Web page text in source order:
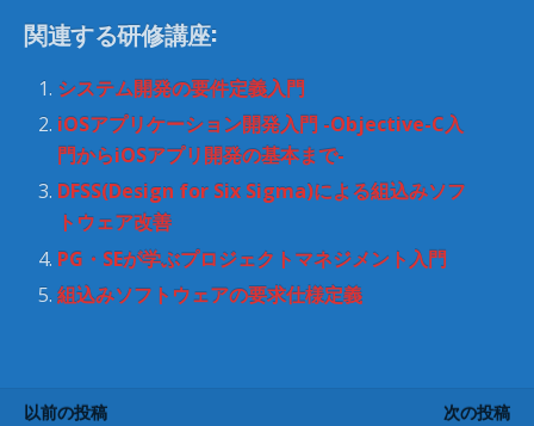
い
ウ
ン
ド
ウ
で
開
き
す
)
ク
し
て
だ
さ
い
(
新
し
ウ
ィ
ン
ド
ウ
で
開
き
関連する研修講座:
システム開発の要件定義入門
iOSアプリケーション開発入門 -Objective-C入
門からiOSアプリ開発の基本まで-
DFSS(Design for Six Sigma)による組込みソフ
トウェア改善
PG・SEが学ぶプロジェクトマネジメント入門
組込みソフトウェアの要求仕様定義
以前の投稿 次の投稿